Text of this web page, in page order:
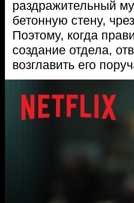
раздражительный
бетонную стену,
Поэтому, когда
создание отдела,
возглавить его